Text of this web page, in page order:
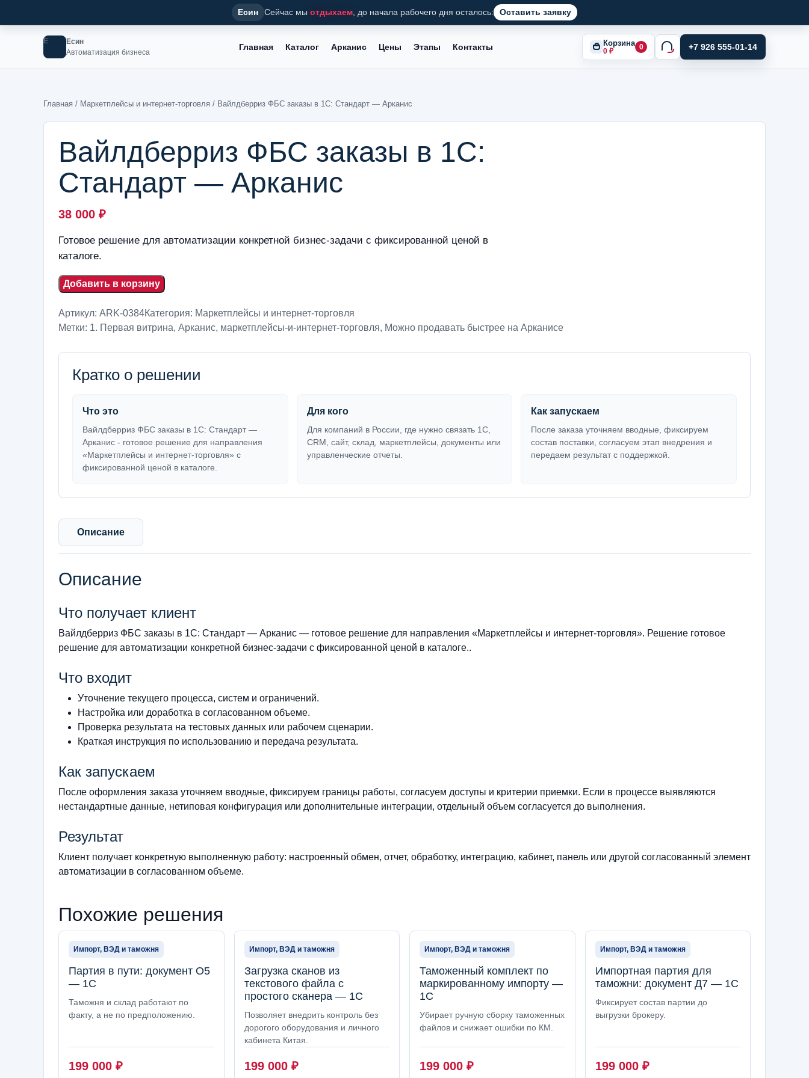
Есин Сейчас мы отдыхаем , до начала рабочего дня осталось: Оставить заявку
Е
Есин
Автоматизация бизнеса
Главная Каталог Арканис Цены Этапы Контакты Корзина
0 ₽ 0 +7 926 555-01-14
Главная / Маркетплейсы и интернет-торговля / Вайлдберриз ФБС заказы в 1С: Стандарт — Арканис
Вайлдберриз ФБС заказы в 1С:
Стандарт — Арканис
38 000 ₽
Готовое решение для автоматизации конкретной бизнес-задачи с фиксированной ценой в
каталоге.
Добавить в корзину
Артикул: ARK-0384Категория: Маркетплейсы и интернет-торговля
Метки: 1. Первая витрина, Арканис, маркетплейсы-и-интернет-торговля, Можно продавать быстрее на Арканисе
Кратко о решении
Что это
Вайлдберриз ФБС заказы в 1С: Стандарт —
Арканис - готовое решение для направления
«Маркетплейсы и интернет-торговля» с
фиксированной ценой в каталоге.
Для кого
Для компаний в России, где нужно связать 1С,
CRM, сайт, склад, маркетплейсы, документы или
управленческие отчеты.
Как запускаем
После заказа уточняем вводные, фиксируем
состав поставки, согласуем этап внедрения и
передаем результат с поддержкой.
Описание
Описание
Что получает клиент
Вайлдберриз ФБС заказы в 1С: Стандарт — Арканис — готовое решение для направления «Маркетплейсы и интернет-торговля». Решение готовое
решение для автоматизации конкретной бизнес-задачи с фиксированной ценой в каталоге..
Что входит
Уточнение текущего процесса, систем и ограничений.
Настройка или доработка в согласованном объеме.
Проверка результата на тестовых данных или рабочем сценарии.
Краткая инструкция по использованию и передача результата.
Как запускаем
После оформления заказа уточняем вводные, фиксируем границы работы, согласуем доступы и критерии приемки. Если в процессе выявляются
нестандартные данные, нетиповая конфигурация или дополнительные интеграции, отдельный объем согласуется до выполнения.
Результат
Клиент получает конкретную выполненную работу: настроенный обмен, отчет, обработку, интеграцию, кабинет, панель или другой согласованный элемент
автоматизации в согласованном объеме.
Похожие решения
Импорт, ВЭД и таможня
Партия в пути: документ О5
— 1С
Таможня и склад работают по
факту, а не по предположению.
199 000 ₽
Импорт, ВЭД и таможня
Загрузка сканов из
текстового файла с
простого сканера — 1С
Позволяет внедрить контроль без
дорогого оборудования и личного
кабинета Китая.
199 000 ₽
Импорт, ВЭД и таможня
Таможенный комплект по
маркированному импорту —
1С
Убирает ручную сборку таможенных
файлов и снижает ошибки по КМ.
199 000 ₽
Импорт, ВЭД и таможня
Импортная партия для
таможни: документ Д7 — 1С
Фиксирует состав партии до
выгрузки брокеру.
199 000 ₽